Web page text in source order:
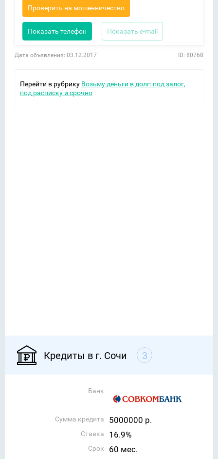
Проверить на мошенничество
Показать телефон Показать e-mail
Дата объявления: 03.12.2017 ID: 80768
Перейти в рубрику Возьму деньги в долг: под залог,
под расписку и срочно
Кредиты в г. Сочи 3
Банк
Сумма кредита 5000000 р.
Ставка 16.9%
Срок 60 мес.